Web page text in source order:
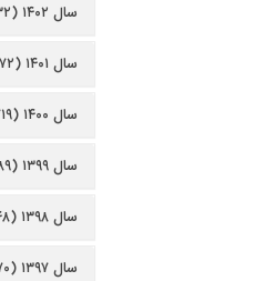
سال ۱۴۰۲ (۵۳۲)
سال ۱۴۰۱ (۴۷۲)
سال ۱۴۰۰ (۷۱۹)
سال ۱۳۹۹ (۶۸۹)
سال ۱۳۹۸ (۵۴۸)
سال ۱۳۹۷ (۴۷۰)